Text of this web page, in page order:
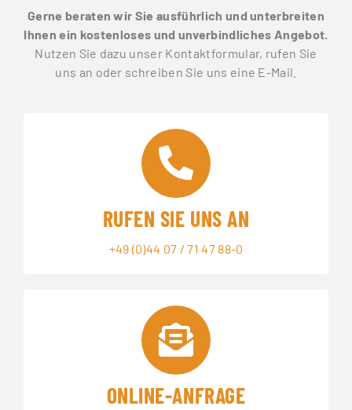
Gerne beraten wir Sie ausführlich und unterbreiten
Ihnen ein kostenloses und unverbindliches Angebot.
Nutzen Sie dazu unser Kontaktformular, rufen Sie
uns an oder schreiben Sie uns eine E-Mail.
RUFEN SIE UNS AN
+49 (0)44 07 / 71 47 88-0
ONLINE-ANFRAGE